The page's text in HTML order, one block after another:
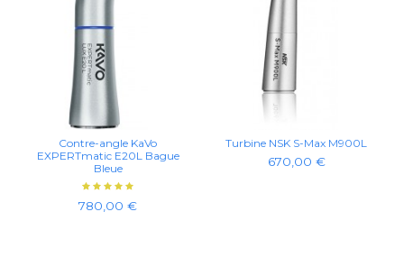
Contre-angle KaVo
EXPERTmatic E20L Bague
Bleue
780,00 €
Turbine NSK S-Max M900L
670,00 €